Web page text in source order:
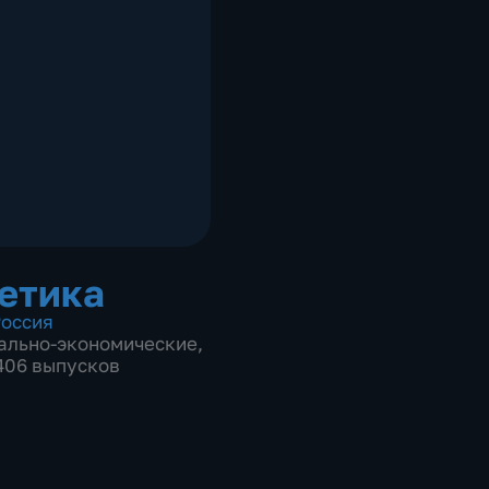
экономические,
выпусков